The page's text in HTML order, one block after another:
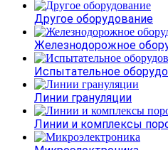
Другое оборудование
Железнодорожное
Испытательное
Линии грануляции
Линии и комплексы